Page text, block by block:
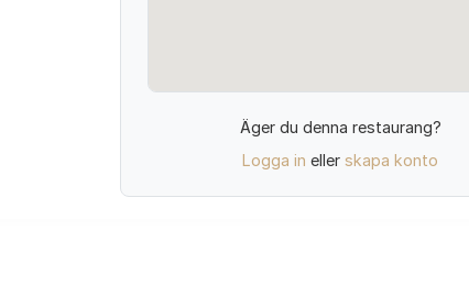
Äger du denna restaurang?
Logga in eller skapa konto